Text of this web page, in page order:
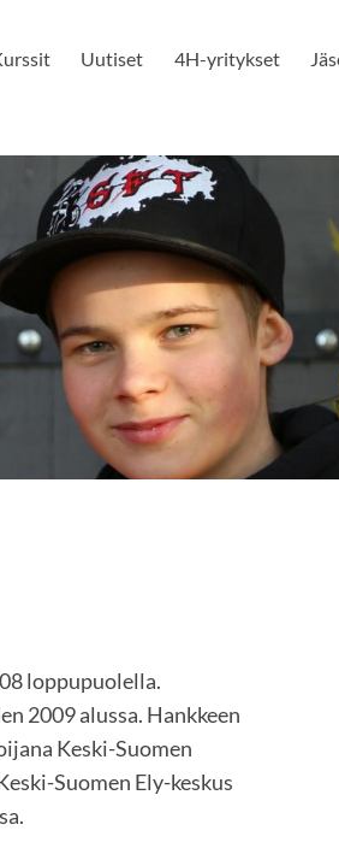
Uutiset 4H-yritykset
loppupuolella.
2009 alussa. Hankkeen
Keski-Suomen
Suomen Ely-keskus